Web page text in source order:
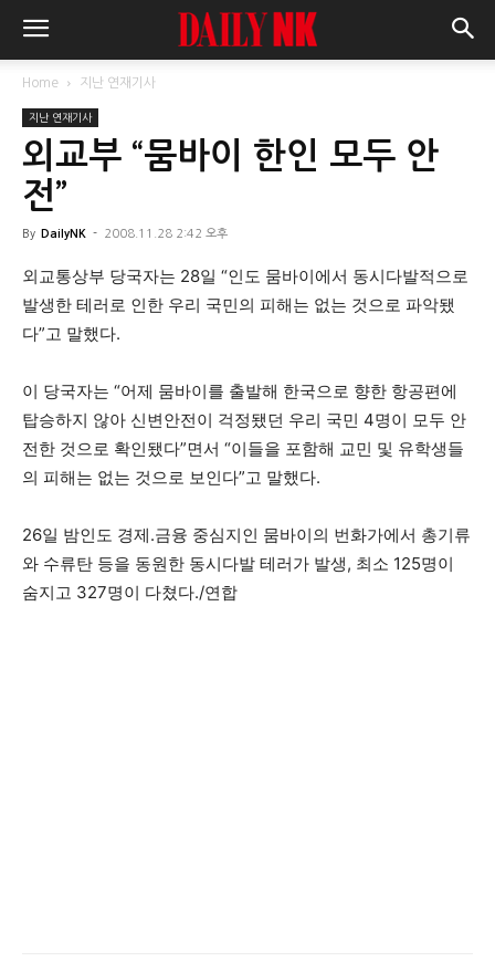
Home 지난 연재기사
지난 연재기사
외교부 “뭄바이 한인 모두 안
전”
By DailyNK - 2008.11.28 2:42 오후
외교통상부 당국자는 28일 “인도 뭄바이에서 동시다발적으로
발생한 테러로 인한 우리 국민의 피해는 없는 것으로 파악됐
다”고 말했다.
이 당국자는 “어제 뭄바이를 출발해 한국으로 향한 항공편에
탑승하지 않아 신변안전이 걱정됐던 우리 국민 4명이 모두 안
전한 것으로 확인됐다”면서 “이들을 포함해 교민 및 유학생들
의 피해는 없는 것으로 보인다”고 말했다.
26일 밤인도 경제.금융 중심지인 뭄바이의 번화가에서 총기류
와 수류탄 등을 동원한 동시다발 테러가 발생, 최소 125명이
숨지고 327명이 다쳤다./연합